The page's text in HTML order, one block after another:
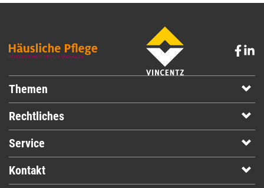
Themen
Rechtliches
Service
Kontakt